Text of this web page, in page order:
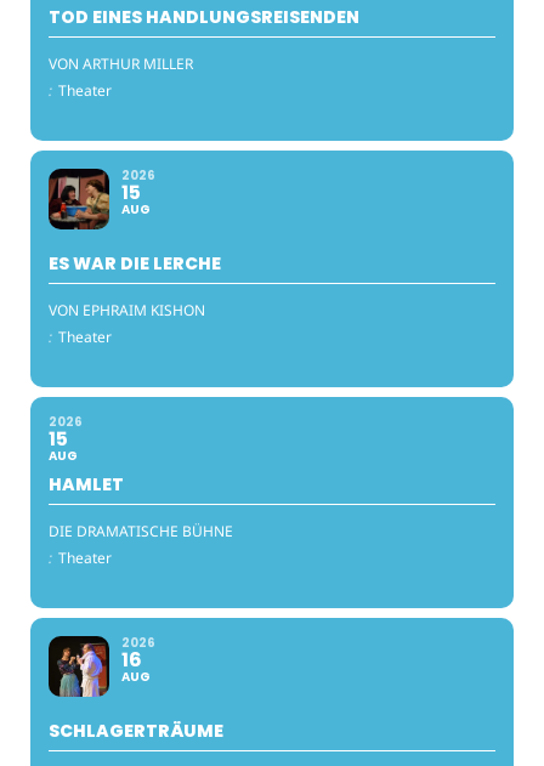
TOD EINES HANDLUNGSREISENDEN
VON ARTHUR MILLER
: Theater
2026
15
AUG
ES WAR DIE LERCHE
VON EPHRAIM KISHON
: Theater
2026
15
AUG
HAMLET
DIE DRAMATISCHE BÜHNE
: Theater
2026
16
AUG
SCHLAGERTRÄUME